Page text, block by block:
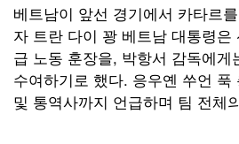
베트남이 앞선 경기에서 카타르
자 트란 다이 꽝 베트남 대통령은
급 노동 훈장을, 박항서 감독에게
수여하기로 했다. 응우옌 쑤언 푹
및 통역사까지 언급하며 팀 전체